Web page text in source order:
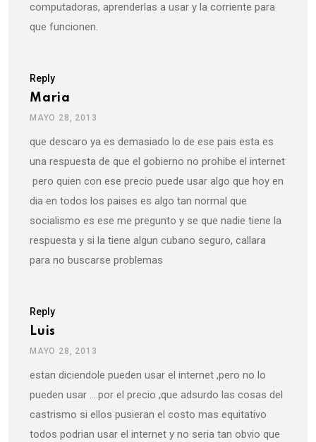
computadoras, aprenderlas a usar y la corriente para
que funcionen.
Reply
Maria
MAYO 28, 2013
que descaro ya es demasiado lo de ese pais esta es
una respuesta de que el gobierno no prohibe el internet
pero quien con ese precio puede usar algo que hoy en
dia en todos los paises es algo tan normal que
socialismo es ese me pregunto y se que nadie tiene la
respuesta y si la tiene algun cubano seguro, callara
para no buscarse problemas
Reply
Luis
MAYO 28, 2013
estan diciendole pueden usar el internet ,pero no lo
pueden usar ….por el precio ,que adsurdo las cosas del
castrismo si ellos pusieran el costo mas equitativo
todos podrian usar el internet y no seria tan obvio que